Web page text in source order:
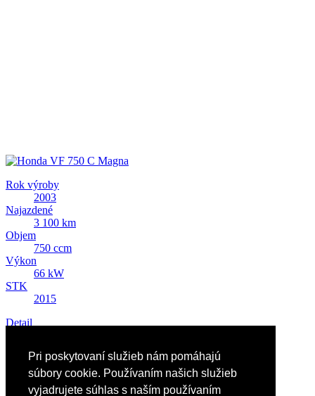
Pri poskytovaní služieb nám pomáhajú
súbory cookie. Používaním našich služieb
vyjadrujete súhlas s naším používaním
Rok výroby
2003
Najazdené
3 100 km
Objem
750 ccm
Výkon
66 kW
STK
2015
Detail
5 092 EUR